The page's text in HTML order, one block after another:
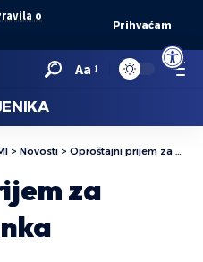
Open
o
Prihvaćam
Aa
> Novosti > Oproštajni prijem za senatora Franka Mahovlicha
za